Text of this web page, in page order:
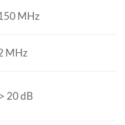
MHz
MHz
20 dB